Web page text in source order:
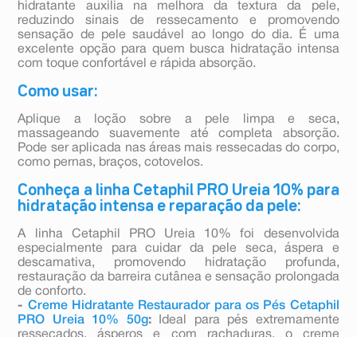
hidratante auxilia na melhora da textura da pele,
reduzindo sinais de ressecamento e promovendo
sensação de pele saudável ao longo do dia. É uma
excelente opção para quem busca hidratação intensa
com toque confortável e rápida absorção.
Como usar:
Aplique a loção sobre a pele limpa e seca,
massageando suavemente até completa absorção.
Pode ser aplicada nas áreas mais ressecadas do corpo,
como pernas, braços, cotovelos.
Conheça a linha Cetaphil PRO Ureia 10% para
hidratação intensa e reparação da pele:
A linha Cetaphil PRO Ureia 10% foi desenvolvida
especialmente para cuidar da pele seca, áspera e
descamativa, promovendo hidratação profunda,
restauração da barreira cutânea e sensação prolongada
de conforto.
- Creme Hidratante Restaurador para os Pés Cetaphil
PRO Ureia 10% 50g:Ideal para pés extremamente